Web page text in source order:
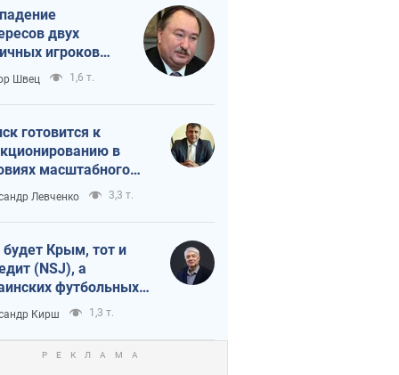
двух
игроков
тайный план
и Путина?
Швец 1,6 т.
готовится к
в
масштабного
кризиса
Левченко 3,3 т.
будет Крым, тот и
(NSJ), а
футбольных
могут
убийцами
Кирш 1,3 т.